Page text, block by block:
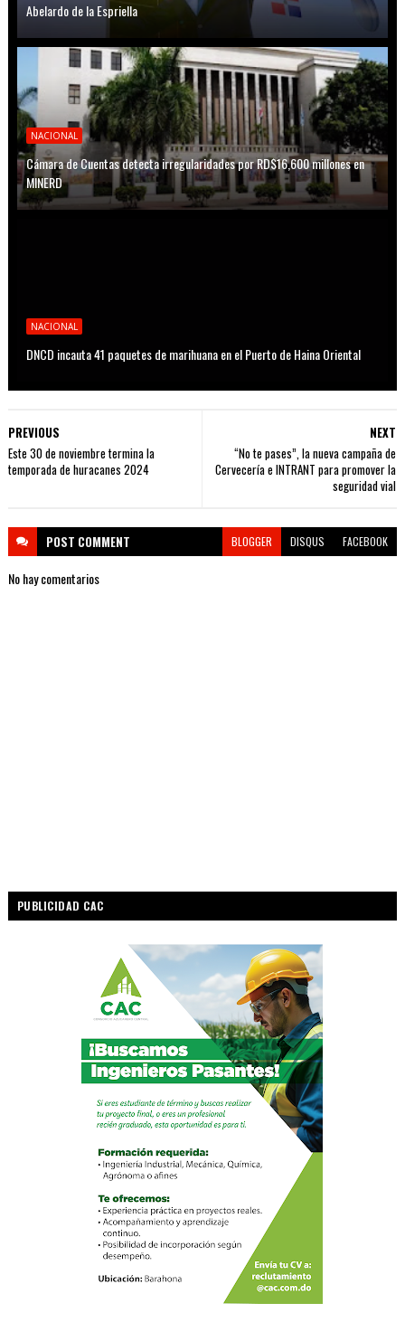
Abelardo de la Espriella
NACIONAL
Cámara de Cuentas detecta irregularidades por RD$16,600 millones en
MINERD
NACIONAL
DNCD incauta 41 paquetes de marihuana en el Puerto de Haina Oriental
NEXT
“No te pases”, la nueva campaña de
Cervecería e INTRANT para promover la
seguridad vial
PREVIOUS
Este 30 de noviembre termina la
temporada de huracanes 2024
POST COMMENT BLOGGER DISQUS FACEBOOK
No hay comentarios
PUBLICIDAD CAC